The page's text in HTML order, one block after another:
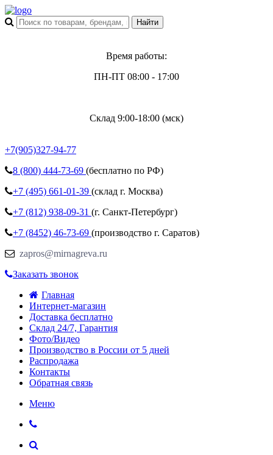
Время работы:
ПН-ПТ 08:00 - 17:00
Склад 9:00-18:00 (мск)
+7(905)327-94-77
8 (800) 444-73-69 (бесплатно по РФ)
+7 (495) 661-01-39 (склад г. Москва)
+7 (812) 938-09-31 (г. Санкт-Петербург)
+7 (8452) 46-73-69 (производство г. Саратов)
zapros@mirnagreva.ru
Заказать звонок
Главная
Интернет-магазин
Доставка бесплатно
Склад 24/7, Гарантия
Фото/Видео
Производство в России от 5 дней
Распродажа
Контакты
Обратная связь
Меню